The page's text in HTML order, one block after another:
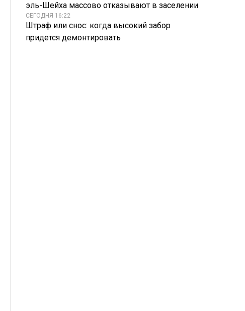
эль-Шейха массово отказывают в заселении
СЕГОДНЯ 16:22
Штраф или снос: когда высокий забор
придется демонтировать